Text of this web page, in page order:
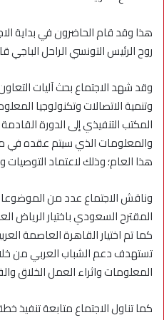
هذا وقد قام الحاضرون في بداية
روح الرئيس التونسي الراحل الباجي
وقد شهد الاجتماع بحث آليات
وتنمية الاتصالات وتكنولوجيا
المكتب التنفيذي إلى الدورة
والمعلومات الذي سيتم عقده في
هذا العام؛ وذلك لاعتماد التوصيات
وناقش الاجتماع عدد من
تستهدف دعم الشباب العربي من
المعلومات واثراء العمل الخلاق
كما تناول الاجتماع متابعة تنفيذ